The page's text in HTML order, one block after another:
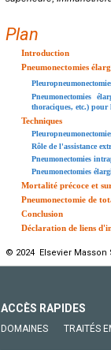
Plan
Introduction
Pneumonectomies
Pneumonectomies
thoraciques, etc.) pour
Techniques
Rôle de l'assistance
Pneumonectomies
Pneumonectomies
Mortalité précoce et
Pneumonectomie de
Conclusion
Déclaration de liens
© 2024 Elsevier Masson
ACCÈS RAPIDES
DOMAINES TRAITÉS